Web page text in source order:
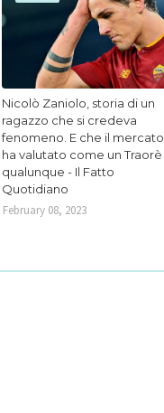
Nicolò Zaniolo, storia di un
ragazzo che si credeva
fenomeno. E che il mercato
ha valutato come un Traorè
qualunque - Il Fatto
Quotidiano
February 08, 2023